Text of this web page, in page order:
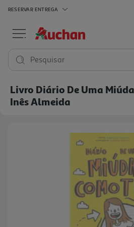
RESERVAR ENTREGA
Pesquisar
Livro Diário De Uma
Inês Almeida